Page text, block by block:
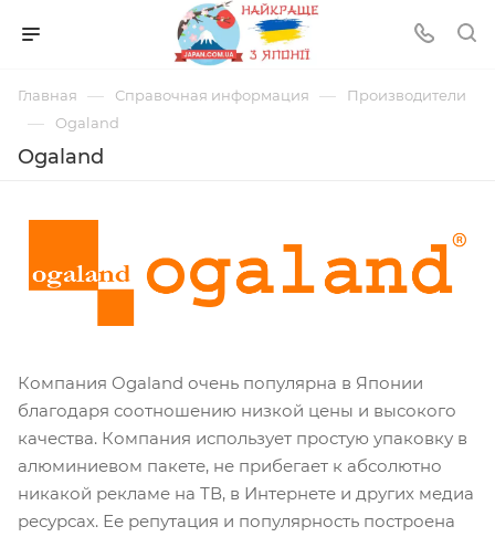
Главная — Справочная информация — Производители
— Ogaland
Ogaland
Компания Ogaland очень популярна в Японии
благодаря соотношению низкой цены и высокого
качества. Компания использует простую упаковку в
алюминиевом пакете, не прибегает к абсолютно
никакой рекламе на ТВ, в Интернете и других медиа
ресурсах. Ее репутация и популярность построена